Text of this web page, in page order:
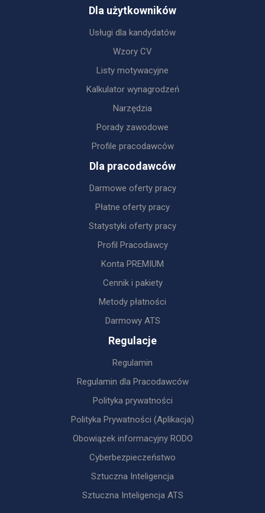
Dla użytkowników
Usługi dla kandydatów
Wzory CV
Listy motywacyjne
Kalkulator wynagrodzeń
Narzędzia
Porady zawodowe
Profile pracodawców
Dla pracodawców
Darmowe oferty pracy
Płatne oferty pracy
Statystyki oferty pracy
Profil Pracodawcy
Konta PREMIUM
Cennik i pakiety
Metody płatności
Darmowy ATS
Regulacje
Regulamin
Regulamin dla Pracodawców
Polityka prywatności
Polityka Prywatności (Aplikacja)
Obowiązek informacyjny RODO
Cyberbezpieczeństwo
Sztuczna Inteligencja
Sztuczna Inteligencja ATS